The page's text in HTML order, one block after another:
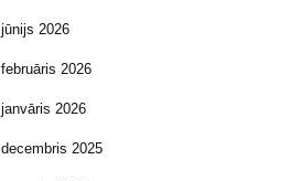
jūnijs 2026
februāris 2026
janvāris 2026
decembris 2025